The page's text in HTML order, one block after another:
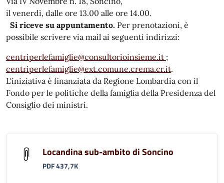
il venerdì, dalle ore 13.00 alle ore 14.00.
Si riceve su appuntamento. Per prenotazioni, è
possibile scrivere via mail ai seguenti indirizzi:
centriperlefamiglie@consultorioinsieme.it ;
centriperlefamiglie@ext.comune.crema.cr.it.
L'iniziativa è finanziata da Regione Lombardia con il
Fondo per le politiche della famiglia della Presidenza del
Consiglio dei ministri.
Locandina sub-ambito di Soncino
PDF 437,7K